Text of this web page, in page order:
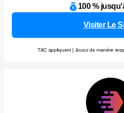
100 %
Visiter Le
T&C appliquent | Jouez de manière